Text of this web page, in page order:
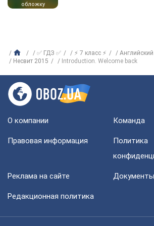
обложку
✅ ГДЗ ✅ ⚡ 7 класс ⚡
Несвит 2015
Introduction. Welcome back
О компании Команда
Правовая информация
Политика
Реклама на сайте Документы
Редакционная политика